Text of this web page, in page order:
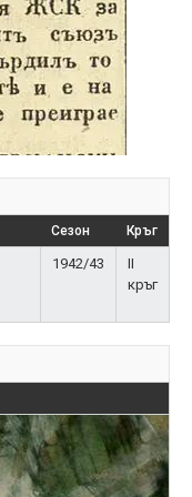
Сезон Кръг
1942/43
II
кръг